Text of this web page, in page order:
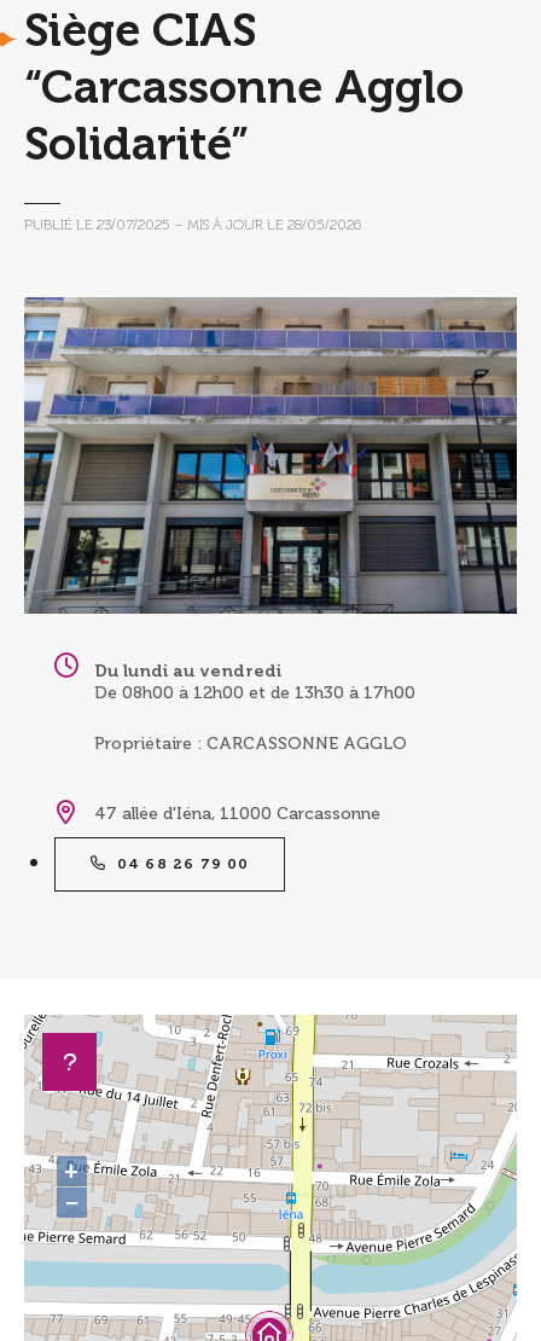
Siège CIAS
“Carcassonne Agglo
Solidarité”
PUBLIÉ LE 23/07/2025 – MIS À JOUR LE 28/05/2026
Du lundi au vendredi
De 08h00 à 12h00 et de 13h30 à 17h00
Propriétaire : CARCASSONNE AGGLO
47 allée d'Iéna, 11000 Carcassonne
04 68 26 79 00
+
−